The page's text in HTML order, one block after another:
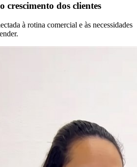
crescimento dos clientes
à rotina comercial e às necessidades